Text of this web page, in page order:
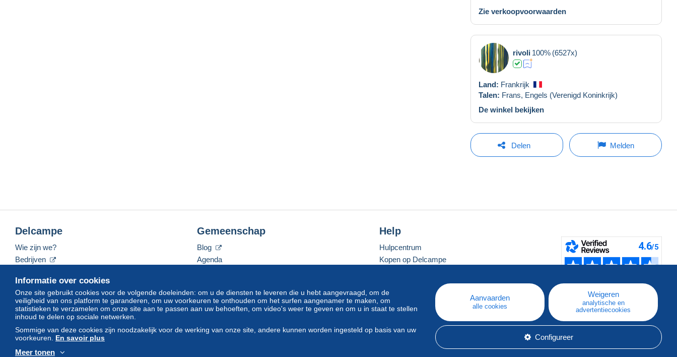
Zie verkoopvoorwaarden
rivoli 100% (6527x)
Land: Frankrijk
Talen: Frans, Engels (Verenigd Koninkrijk)
De winkel bekijken
Delen Melden
Informatie over cookies
Onze site gebruikt cookies voor de volgende doeleinden: om u de diensten te leveren die u hebt aangevraagd, om de
veiligheid van ons platform te garanderen, om uw voorkeuren te onthouden om het surfen aangenamer te maken, om
statistieken te verzamelen om onze site aan te passen aan uw behoeften, om video's weer te geven en om u in staat te stellen
inhoud te delen op sociale netwerken.
Sommige van deze cookies zijn noodzakelijk voor de werking van onze site, andere kunnen worden ingesteld op basis van uw
voorkeuren. En savoir plus
Meer tonen
Aanvaarden
alle cookies
Weigeren
analytische en
advertentiecookies
Configureer
Delcampe
Wie zijn we?
Bedrijven
Neem contact met ons op
Gemeenschap
Blog
Agenda
Help
Hulpcentrum
Kopen op Delcampe
Een beveiligde website
© Delcampe International srl. Alle rechten voorbehouden.